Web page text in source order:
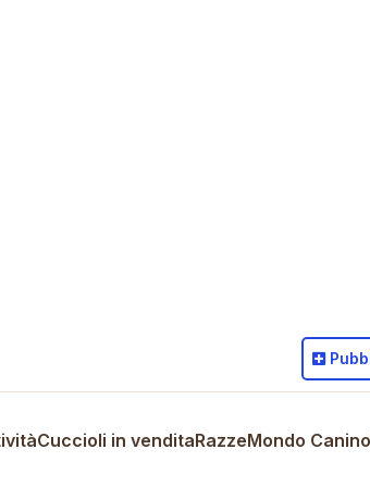
Cuccioli in venditaRazzeMondo Canino